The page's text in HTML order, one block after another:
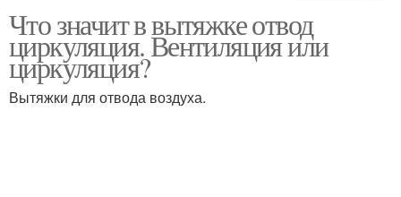
Приточная вентиляция
период
Что значит в вытяжке отвод
циркуляция. Вентиляция или
циркуляция?
Вытяжки для отвода воздуха.